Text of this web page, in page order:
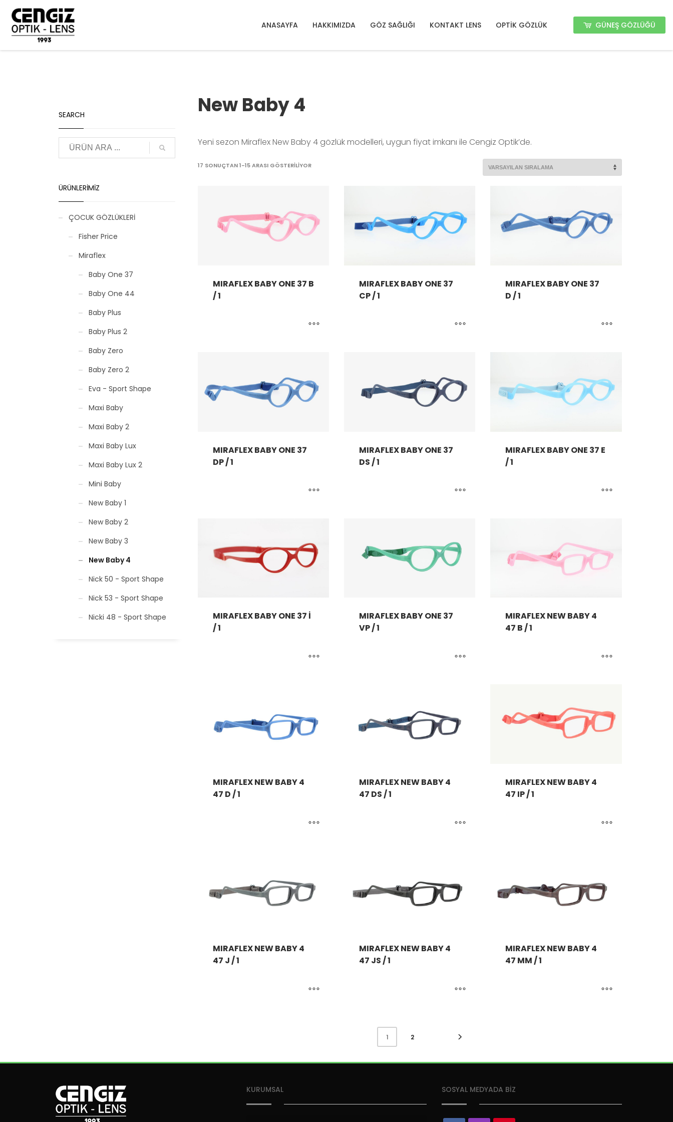
ANASAYFA HAKKIMIZDA GÖZ SAĞLIĞI KONTAKT LENS OPTİK GÖZLÜK GÜNEŞ GÖZLÜĞÜ
ANASAYFA
New Baby 4
Yeni sezon Miraflex New Baby 4 gözlük modelleri, uygun fiyat imkanı ile Cengiz Optik’de.
17 SONUÇTAN 1-15 ARASI GÖSTERILIYOR
MIRAFLEX BABY ONE 37 B
/ 1
MIRAFLEX BABY ONE 37
CP / 1
MIRAFLEX BABY ONE 37
D / 1
MIRAFLEX BABY ONE 37
DP / 1
MIRAFLEX BABY ONE 37
DS / 1
MIRAFLEX BABY ONE 37 E
/ 1
MIRAFLEX BABY ONE 37 İ
/ 1
MIRAFLEX BABY ONE 37
VP / 1
MIRAFLEX NEW BABY 4
47 B / 1
MIRAFLEX NEW BABY 4
47 D / 1
MIRAFLEX NEW BABY 4
47 DS / 1
MIRAFLEX NEW BABY 4
47 IP / 1
MIRAFLEX NEW BABY 4
47 J / 1
MIRAFLEX NEW BABY 4
47 JS / 1
MIRAFLEX NEW BABY 4
47 MM / 1
1 2
SEARCH
ÜRÜNLERIMIZ
ÇOCUK GÖZLÜKLERİ
Fisher Price
Miraflex
Baby One 37
Baby One 44
Baby Plus
Baby Plus 2
Baby Zero
Baby Zero 2
Eva - Sport Shape
Maxi Baby
Maxi Baby 2
Maxi Baby Lux
Maxi Baby Lux 2
Mini Baby
New Baby 1
New Baby 2
New Baby 3
New Baby 4
Nick 50 - Sport Shape
Nick 53 - Sport Shape
Nicki 48 - Sport Shape
KURUMSAL SOSYAL MEDYADA BİZ